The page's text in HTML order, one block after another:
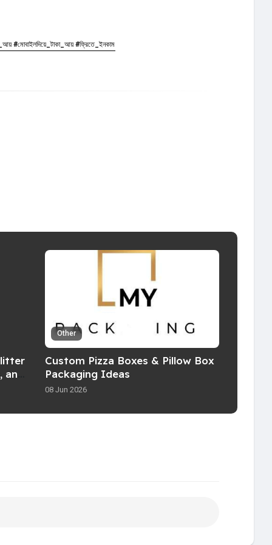
#ফ্রিতে_ইনকাম
Other
Custom Pizza Boxes & Pillow Box
Packaging Ideas
08 Jun 2026